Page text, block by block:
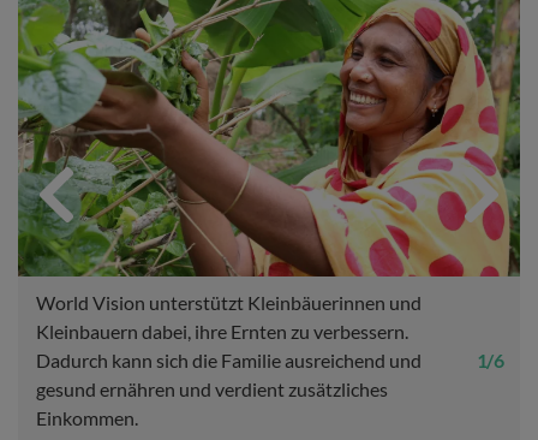
Previous
World Vision unterstützt Kleinbäuerinnen und
Kleinbauern dabei, ihre Ernten zu verbessern.
Dadurch kann sich die Familie ausreichend und
gesund ernähren und verdient zusätzliches
Einkommen.
1 / 6
Next